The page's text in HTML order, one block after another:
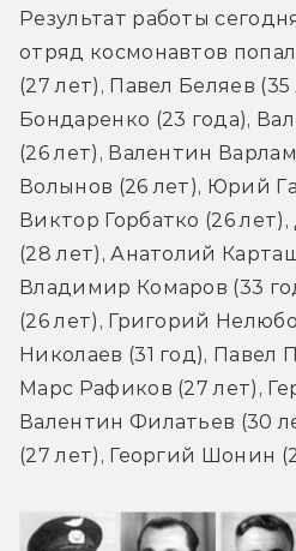
Результат работы
отряд космонавтов
(27 лет), Павел Беляев
Бондаренко (23 года),
(26 лет), Валентин
Волынов (26 лет), Юрий
Виктор Горбатко (26
(28 лет), Анатолий
Владимир Комаров (33
(26 лет), Григорий
Николаев (31 год), Павел
Марс Рафиков (27 лет),
Валентин Филатьев (30
(27 лет), Георгий Шонин